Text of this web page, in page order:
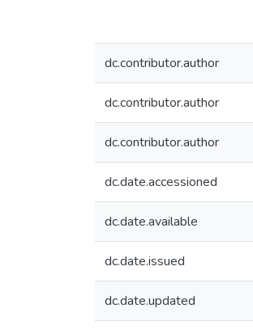
dc.contributor.author
dc.contributor.author
dc.contributor.author
dc.date.accessioned
dc.date.available
dc.date.issued
dc.date.updated